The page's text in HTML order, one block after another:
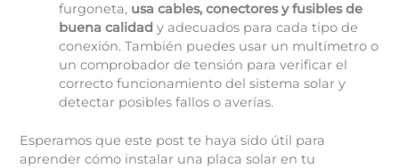
furgoneta, usa cables, conectores y fusibles de
buena calidad y adecuados para cada tipo de
conexión. También puedes usar un multímetro o
un comprobador de tensión para verificar el
correcto funcionamiento del sistema solar y
detectar posibles fallos o averías.
Esperamos que este post te haya sido útil para
aprender cómo instalar una placa solar en tu